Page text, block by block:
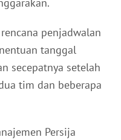
penjadwalan
tanggal
secepatnya setelah
tim dan beberapa
Persija